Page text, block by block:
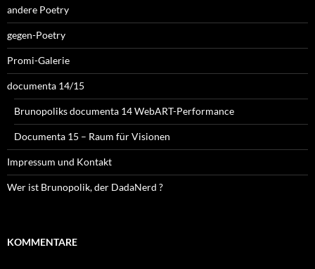
andere Poetry
gegen-Poetry
Promi-Galerie
documenta 14/15
Brunopoliks documenta 14 WebART-Performance
Documenta 15 – Raum für Visionen
Impressum und Kontakt
Wer ist Brunopolik, der DadaNerd ?
KOMMENTARE